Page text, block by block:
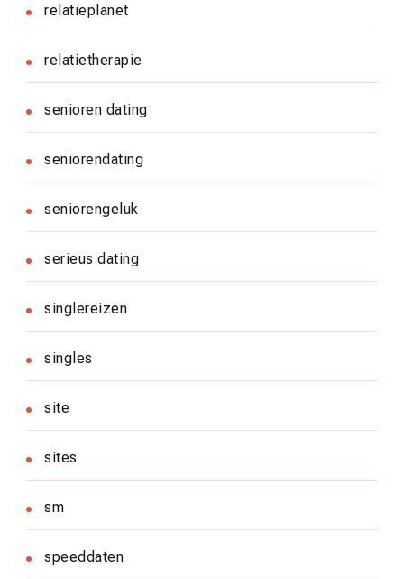
relatieplanet
relatietherapie
senioren dating
seniorendating
seniorengeluk
serieus dating
singlereizen
singles
site
sites
sm
speeddaten